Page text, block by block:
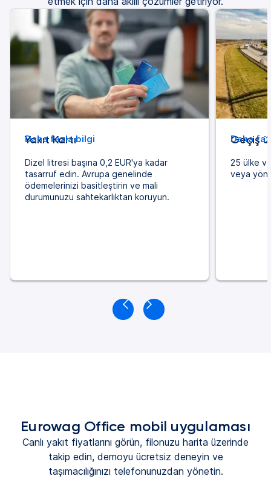
Yakıt Kartı
Dizel litresi başına 0,2 EUR'ya kadar
tasarruf edin. Avrupa genelinde
ödemelerinizi basitleştirin ve mali
durumunuzu sahtekarlıktan koruyun.
Daha fazla bilgi Geçiş
25 ülke
veya
Daha
Eurowag Office mobil uygulaması
Canlı yakıt fiyatlarını görün, filonuzu harita üzerinde
takip edin, demoyu ücretsiz deneyin ve
taşımacılığınızı telefonunuzdan yönetin.